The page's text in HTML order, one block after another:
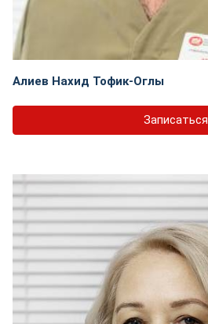
Алиев Нахид Тофик-Оглы
Записаться